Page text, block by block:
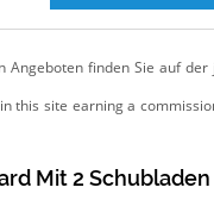
Angebotenfinden Sie auf der
Mit 2 Schubladen